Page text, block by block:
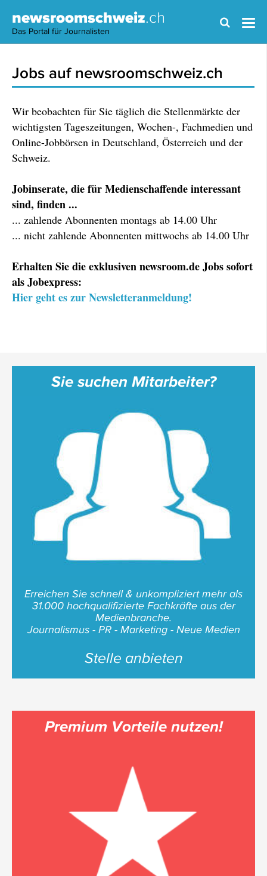
newsroomschweiz.ch
Das Portal für Journalisten
Jobs auf newsroomschweiz.ch
Wir beobachten für Sie täglich die Stellenmärkte der
wichtigsten Tageszeitungen, Wochen-, Fachmedien und
Online-Jobbörsen in Deutschland, Österreich und der
Schweiz.
Jobinserate, die für Medienschaffende interessant
sind, finden ...
... zahlende Abonnenten montags ab 14.00 Uhr
... nicht zahlende Abonnenten mittwochs ab 14.00 Uhr
Erhalten Sie die exklusiven newsroom.de Jobs sofort
als Jobexpress:
Hier geht es zur Newsletteranmeldung!
Sie suchen Mitarbeiter?
Erreichen Sie schnell & unkompliziert mehr als
31.000 hochqualifizierte Fachkräfte aus der
Medienbranche.
Journalismus - PR - Marketing - Neue Medien
Stelle anbieten
Premium Vorteile nutzen!